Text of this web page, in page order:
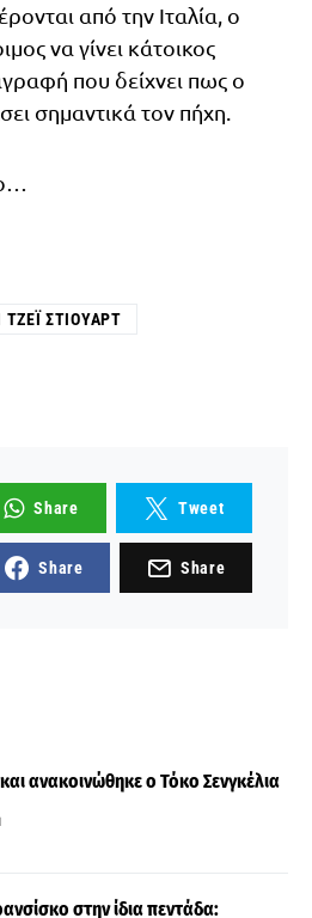
από την Ιταλία, ο
να γίνει κάτοικος
που δείχνει πως ο
σημαντικά τον πήχη.
ΤΖΈΙ ΣΤΙΟΎΑΡΤ
Share Tweet
Share Share
ανακοινώθηκε ο Τόκο Σενγκέλια
στην ίδια πεντάδα: